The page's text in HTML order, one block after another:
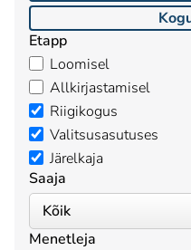
Etapp
Loomisel
Allkirjastamisel
Riigikogus
Valitsusasutuses
Järelkaja
Saaja
Menetleja